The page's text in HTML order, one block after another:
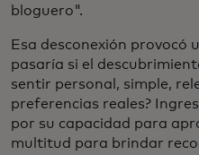
bloguero".
Esa desconexión provocó
pasaría si el
sentir personal, simple,
preferencias reales?
por su capacidad para
multitud para brindar